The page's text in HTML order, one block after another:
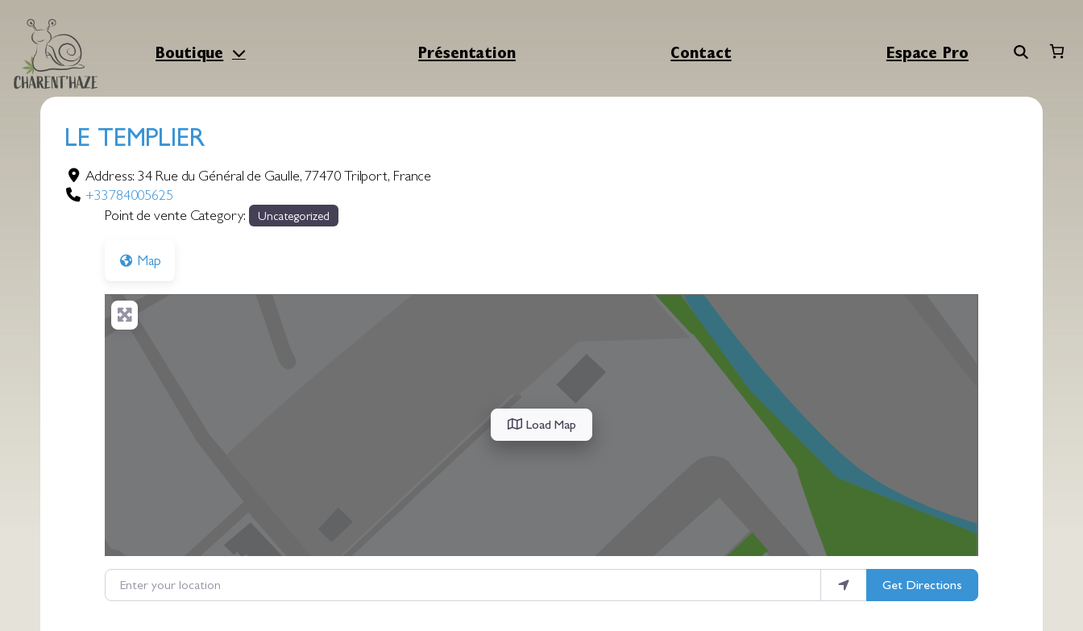
contenu
Boutique Présentation Contact Espace Pro
LE TEMPLIER
Address:34 Rue du Général de Gaulle,77470Trilport, France
+33784005625
Point de vente Category:
Uncategorized
Map
Load Map
Enter your location
Get Directions